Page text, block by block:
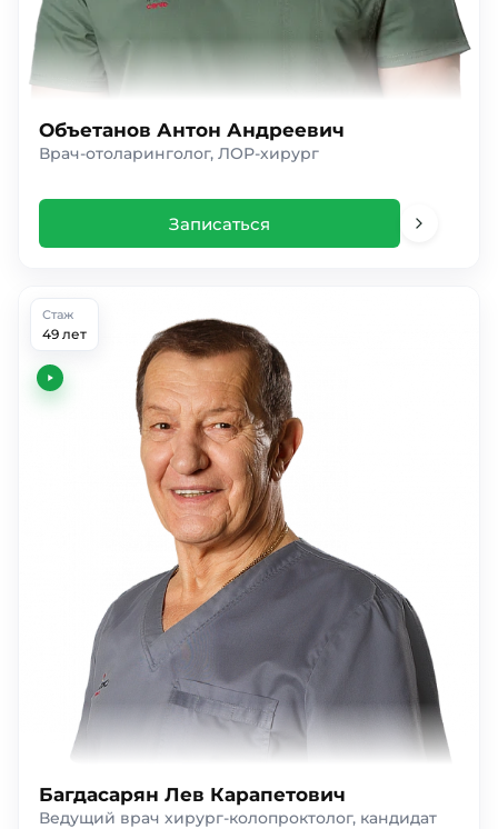
Объетанов Антон Андреевич
Врач-отоларинголог, ЛОР-хирург
Записаться
Стаж
49 лет
Багдасарян Лев Карапетович
Ведущий врач хирург-колопроктолог, кандидат